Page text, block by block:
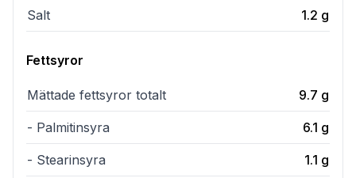
Salt 1.2 g
Fettsyror
Mättade fettsyror totalt 9.7 g
- Palmitinsyra 6.1 g
- Stearinsyra 1.1 g